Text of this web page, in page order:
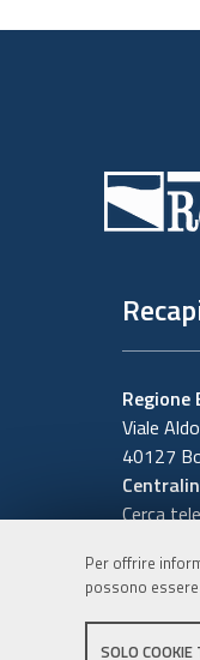
Per offrire
possono
SOLO COOKIE
Viale
40127
Cerca